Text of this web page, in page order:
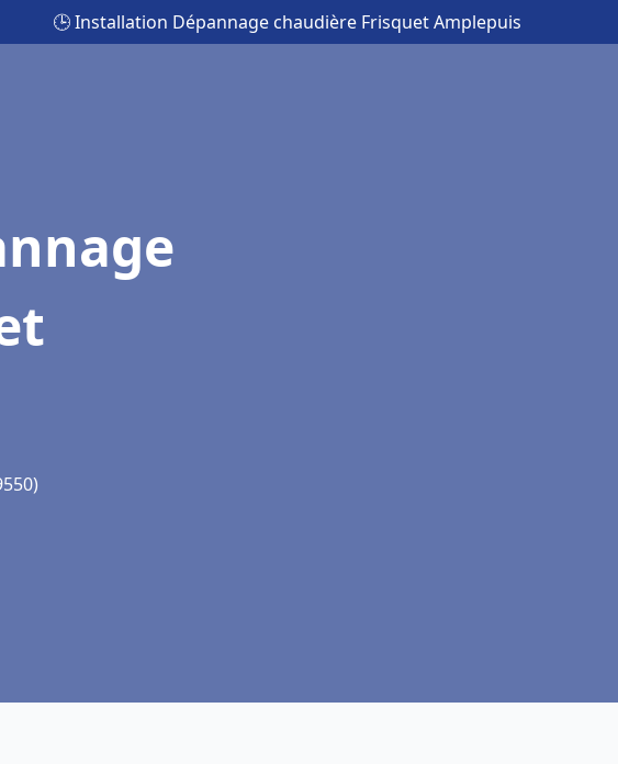
🕒 Installation Dépannage chaudière Frisquet Amplepuis